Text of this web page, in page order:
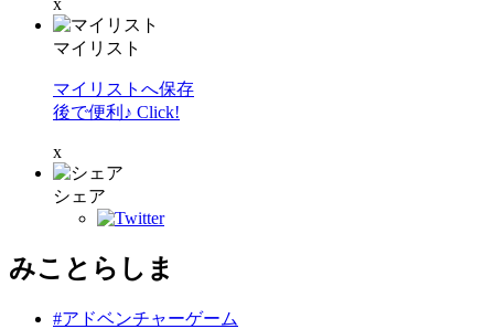
x
マイリスト
マイリストへ保存
後で便利♪ Click!
x
シェア
みことらしま
#アドベンチャーゲーム